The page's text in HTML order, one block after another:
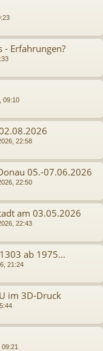
- Erfahrungen?
09:10
22:58
05.-07.06.2026
22:50
am 03.05.2026
22:43
ab 1975...
21:24
im 3D-Druck